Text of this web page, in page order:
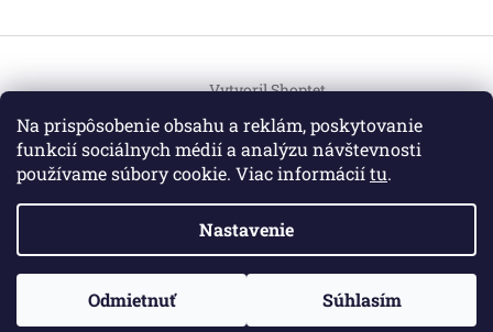
Na prispôsobenie obsahu a reklám, poskytovanie
funkcií sociálnych médií a analýzu návštevnosti
používame súbory cookie. Viac informáciítu.
Nastavenie
Odmietnuť Súhlasím
ZO ZDRAVOTNÝCH DÔVODOV BUDÚ VAŠE OBJEDNÁVKY
p
Vytvoril Shoptet
Copyright 2026HEMI Elektro. Všetky práva vyhradené.
Upraviť nastavenie cookies
Informácie pre vás
|Certifikáty| Kontakt|Obchodné
podmienky|GDPR